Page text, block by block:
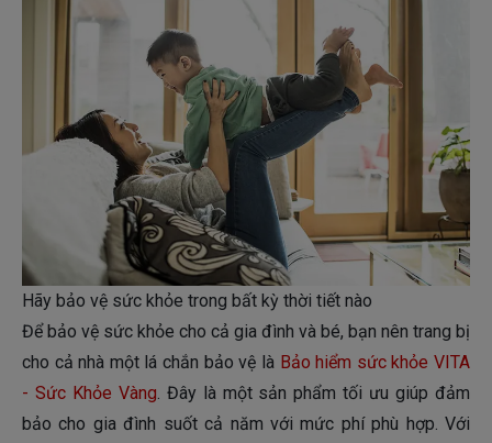
Hãy bảo vệ sức khỏe trong bất kỳ thời tiết nào
Để bảo vệ sức khỏe cho cả gia đình và bé, bạn nên trang bị
cho cả nhà một lá chắn bảo vệ là Bảo hiểm sức khỏe VITA
- Sức Khỏe Vàng. Đây là một sản phẩm tối ưu giúp đảm
bảo cho gia đình suốt cả năm với mức phí phù hợp. Với